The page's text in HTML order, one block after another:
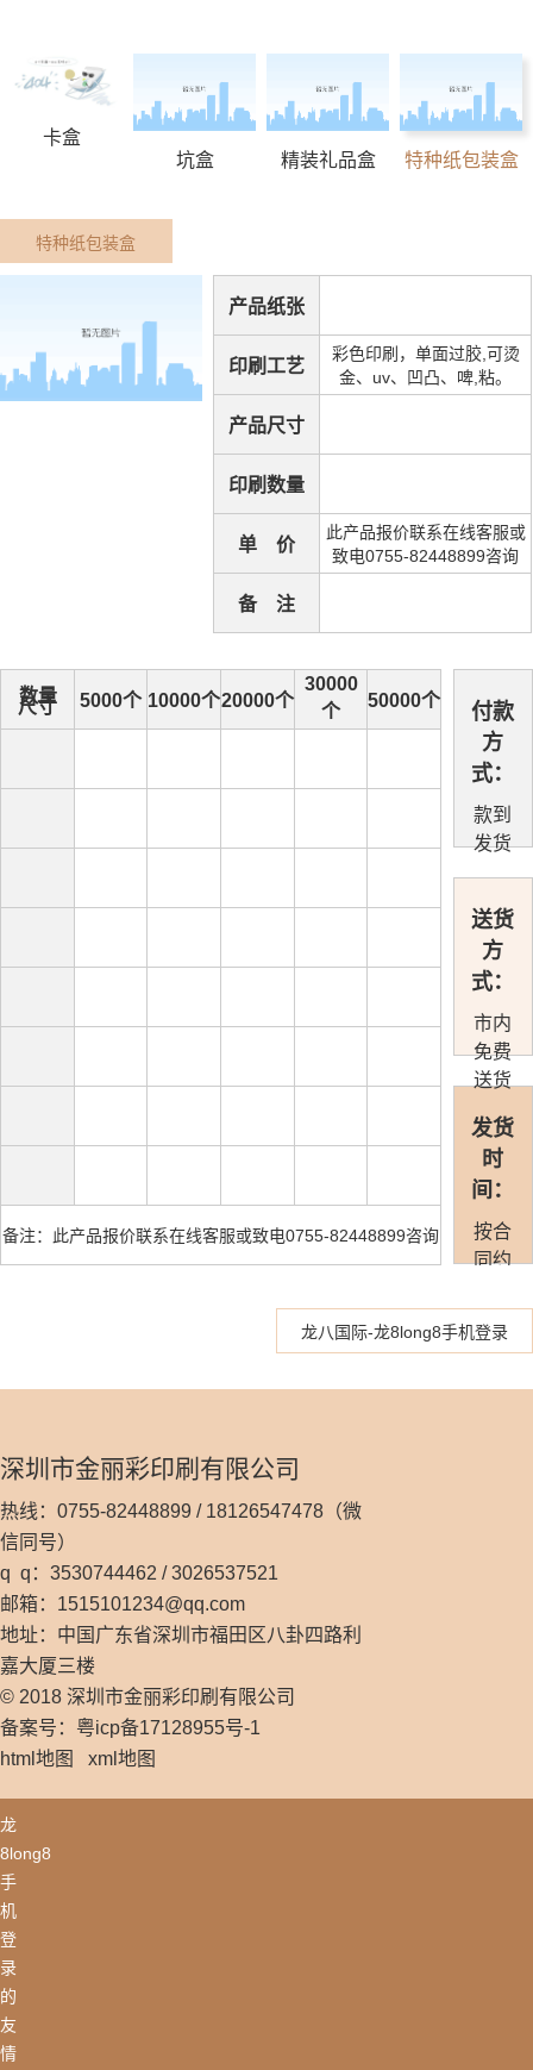
卡盒
坑盒
精装礼品盒 特种纸包装盒
特种纸包装盒
产品纸张
印刷工艺
彩色印刷，单面过胶,可烫
金、uv、凹凸、啤,粘。
产品尺寸
印刷数量
单 价
此产品报价联系在线客服或
致电0755-82448899咨询
备 注
数量
尺寸 5000个 10000个20000个
30000
个
50000个
备注：此产品报价联系在线客服或致电0755-82448899咨询
付款
方
式：
款到
发货
送货
方
式：
市内
免费
送货
发货
时
间：
按合
同约
货
龙八国际-龙8long8手机登录
深圳市金丽彩印刷有限公司
热线：0755-82448899 / 18126547478（微
信同号）
q q：3530744462 / 3026537521
邮箱： 1515101234@qq.com
地址：中国广东省深圳市福田区八卦四路利
嘉大厦三楼
© 2018 深圳市金丽彩印刷有限公司
备案号：粤icp备17128955号-1
html地图
xml地图
龙
8long8
手
机
登
录
的
友
情